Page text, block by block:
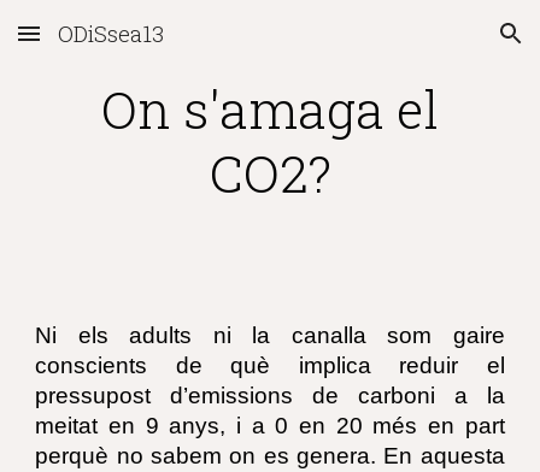
Skip to main content Skip to navigation
ODiSsea13
On s'amaga el
CO2?
Ni els adults ni la canalla som gaire
conscients de què implica reduir el
pressupost d’emissions de carboni a la
meitat en 9 anys, i a 0 en 20 més en part
perquè no sabem on es genera. En aquesta